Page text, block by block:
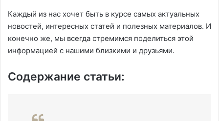
Каждый из нас хочет быть в курсе самых актуальных
новостей, интересных статей и полезных материалов. И
конечно же, мы всегда стремимся поделиться этой
информацией с нашими близкими и друзьями.
Содержание статьи: